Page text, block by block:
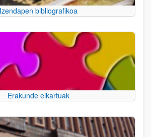
Izendapen bibliografikoa
Erakunde elkartuak